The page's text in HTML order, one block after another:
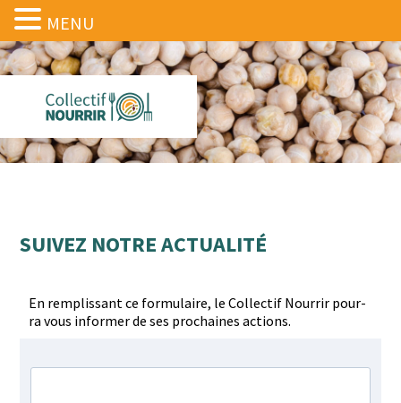
SUIVEZ NOTRE ACTUALITÉ
En rem­plis­sant ce for­mu­laire, le Col­lec­tif Nour­rir pour­
ra vous informer de ses prochaines actions.
MENU